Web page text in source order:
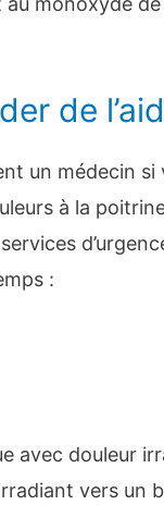
de
un médecin si
à la
:
avec douleur
vers un